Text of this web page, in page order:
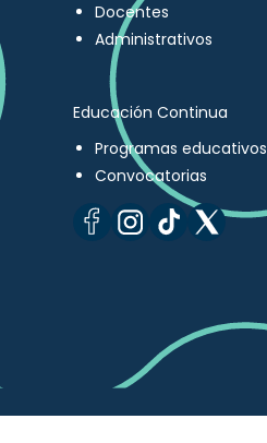
Docentes
Administrativos
Educación Continua
Programas educativos
Convocatorias